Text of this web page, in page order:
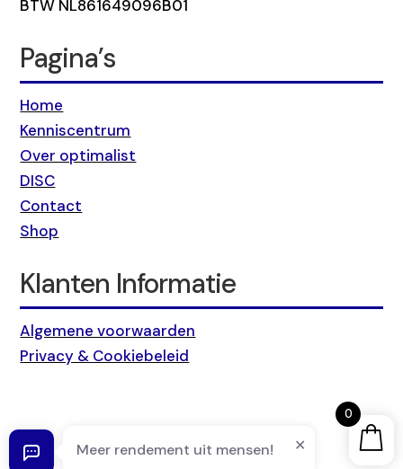
BTW NL861649096B01
Pagina’s
Home
Kenniscentrum
Over optimalist
DISC
Contact
Shop
Klanten Informatie
Algemene voorwaarden
Privacy & Cookiebeleid
Optimalist © 2026
0
Meer rendement uit mensen!